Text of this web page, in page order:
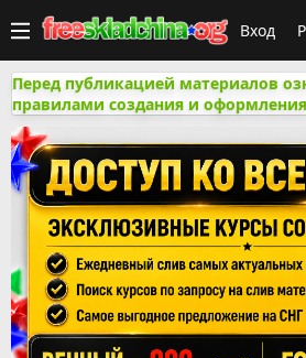
Вход
Перед публикацией материалов
правилами создания и